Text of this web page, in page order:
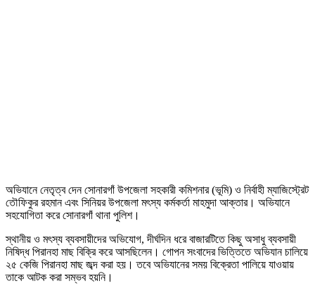
অভিযানে নেতৃত্ব দেন সোনারগাঁ উপজেলা সহকারী কমিশনার (ভূমি) ও নির্বাহী ম্যাজিস্ট্রেট
তৌফিকুর রহমান এবং সিনিয়র উপজেলা মৎস্য কর্মকর্তা মাহমুদা আক্তার। অভিযানে
সহযোগিতা করে সোনারগাঁ থানা পুলিশ।
স্থানীয় ও মৎস্য ব্যবসায়ীদের অভিযোগ, দীর্ঘদিন ধরে বাজারটিতে কিছু অসাধু ব্যবসায়ী
নিষিদ্ধ পিরানহা মাছ বিক্রি করে আসছিলেন। গোপন সংবাদের ভিত্তিতে অভিযান চালিয়ে
২৫ কেজি পিরানহা মাছ জব্দ করা হয়। তবে অভিযানের সময় বিক্রেতা পালিয়ে যাওয়ায়
তাকে আটক করা সম্ভব হয়নি।